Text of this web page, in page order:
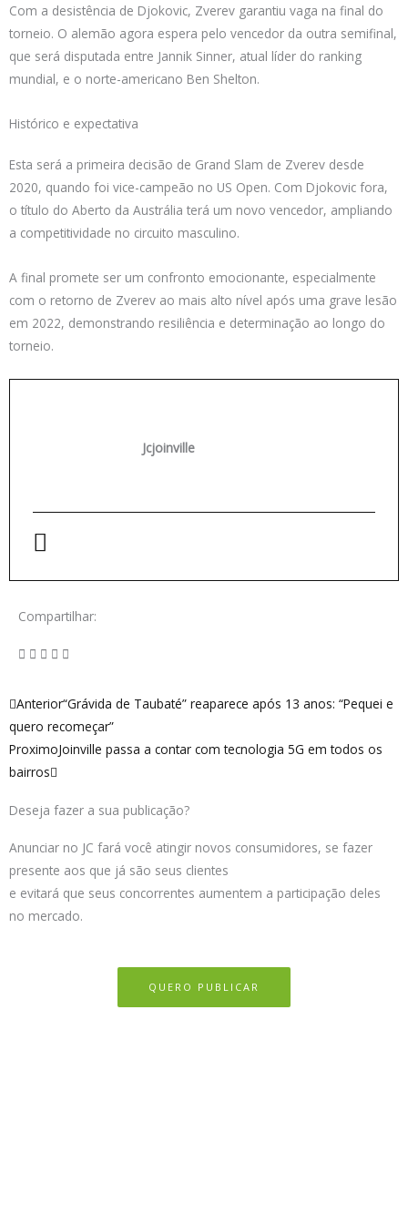
Com a desistência de Djokovic, Zverev garantiu vaga na final do
torneio. O alemão agora espera pelo vencedor da outra semifinal,
que será disputada entre Jannik Sinner, atual líder do ranking
mundial, e o norte-americano Ben Shelton.
Histórico e expectativa
Esta será a primeira decisão de Grand Slam de Zverev desde
2020, quando foi vice-campeão no US Open. Com Djokovic fora,
o título do Aberto da Austrália terá um novo vencedor, ampliando
a competitividade no circuito masculino.
A final promete ser um confronto emocionante, especialmente
com o retorno de Zverev ao mais alto nível após uma grave lesão
em 2022, demonstrando resiliência e determinação ao longo do
torneio.
Jcjoinville
Compartilhar:
Anterior
Anterior“Grávida de Taubaté” reaparece após 13 anos: “Pequei e
quero recomeçar”
ProximoJoinville passa a contar com tecnologia 5G em todos os
bairros
Próximo
Deseja fazer a sua publicação?
Anunciar no JC fará você atingir novos consumidores, se fazer
presente aos que já são seus clientes
e evitará que seus concorrentes aumentem a participação deles
no mercado.
QUERO PUBLICAR